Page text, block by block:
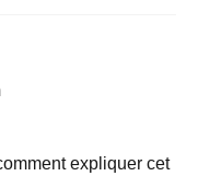
expliquer cet